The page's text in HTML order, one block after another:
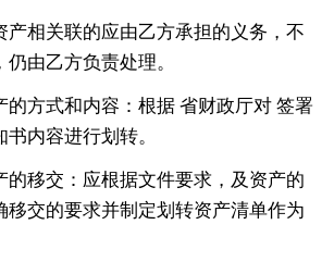
产相关联的应由乙方承担的义务，不
由乙方负责处理。
的方式和内容：根据 省财政厅对 签署
内容进行划转。
的移交：应根据文件要求，及资产的
移交的要求并制定划转资产清单作为